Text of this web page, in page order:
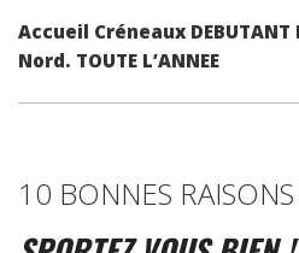
Accueil Créneaux
Nord. TOUTE L’ANNEE
10 BONNES